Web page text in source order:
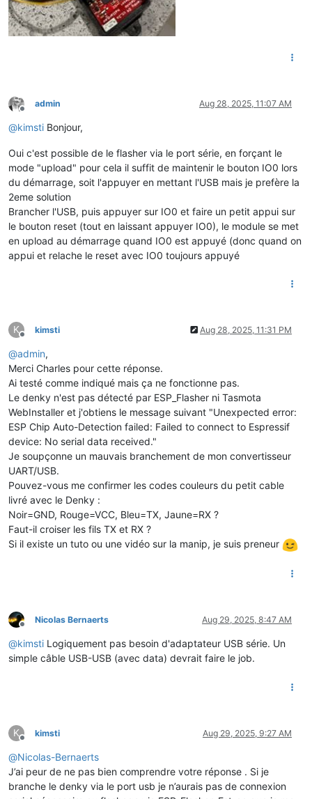
Offline
admin Aug 28, 2025, 11:07 AM
@kimsti Bonjour,
Oui c'est possible de le flasher via le port série, en forçant le
mode "upload" pour cela il suffit de maintenir le bouton IO0 lors
du démarrage, soit l'appuyer en mettant l'USB mais je prefère la
2eme solution
Brancher l'USB, puis appuyer sur IO0 et faire un petit appui sur
le bouton reset (tout en laissant appuyer IO0), le module se met
en upload au démarrage quand IO0 est appuyé (donc quand on
appui et relache le reset avec IO0 toujours appuyé
K
Offline
kimsti Aug 28, 2025, 11:31 PM
@admin,
Merci Charles pour cette réponse.
Ai testé comme indiqué mais ça ne fonctionne pas.
Le denky n'est pas détecté par ESP_Flasher ni Tasmota
WebInstaller et j'obtiens le message suivant "Unexpected error:
ESP Chip Auto-Detection failed: Failed to connect to Espressif
device: No serial data received."
Je soupçonne un mauvais branchement de mon convertisseur
UART/USB.
Pouvez-vous me confirmer les codes couleurs du petit cable
livré avec le Denky :
Noir=GND, Rouge=VCC, Bleu=TX, Jaune=RX ?
Faut-il croiser les fils TX et RX ?
Si il existe un tuto ou une vidéo sur la manip, je suis preneur
Offline
Nicolas Bernaerts Aug 29, 2025, 8:47 AM
@kimsti Logiquement pas besoin d'adaptateur USB série. Un
simple câble USB-USB (avec data) devrait faire le job.
K
Offline
kimsti Aug 29, 2025, 9:27 AM
@Nicolas-Bernaerts
J’ai peur de ne pas bien comprendre votre réponse . Si je
branche le denky via le port usb je n’aurais pas de connexion